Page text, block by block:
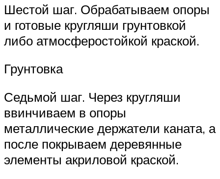
Шестой шаг. Обрабатываем опоры
и готовые кругляши грунтовкой
либо атмосферостойкой краской.
Грунтовка
Седьмой шаг. Через кругляши
ввинчиваем в опоры
металлические держатели каната, а
после покрываем деревянные
элементы акриловой краской.